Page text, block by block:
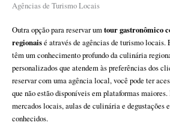
Agências de Turismo Locais
Outra opção para reservar umtour gastronômico
regionaisé através de agências de turismo locais.
têm um conhecimento profundo da culinária
personalizados que atendem às preferências dos
reservar com uma agência local, você pode ter
que não estão disponíveis em plataformas
mercados locais, aulas de culinária e degustações
conhecidos.